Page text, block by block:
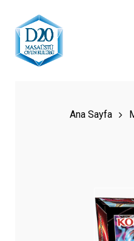
content
Ana Sayfa